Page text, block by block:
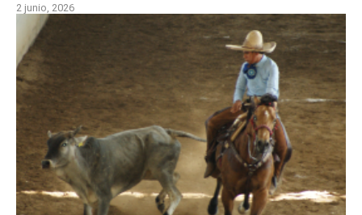
2 junio, 2026